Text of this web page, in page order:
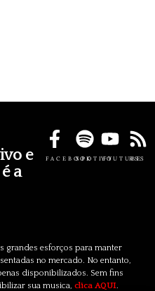
e
a
FACEBOOKSPOTIFYYOUTUBE
RSS
grandes esforços para manter
no mercado. No entanto,
disponibilizados. Sem fins
sua musica, clica AQUI.